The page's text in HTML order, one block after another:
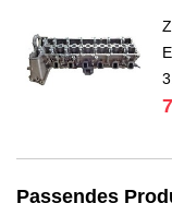
Passendes